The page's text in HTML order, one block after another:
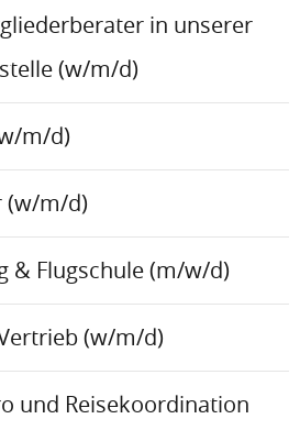
in unserer
(w/m/d)
m/d)
(w/m/d)
& Flugschule (m/w/d)
(w/m/d)
und Reisekoordination